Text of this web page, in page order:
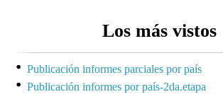
Los más vistos
Publicación informes parciales por país
Publicación informes por país-2da.etapa